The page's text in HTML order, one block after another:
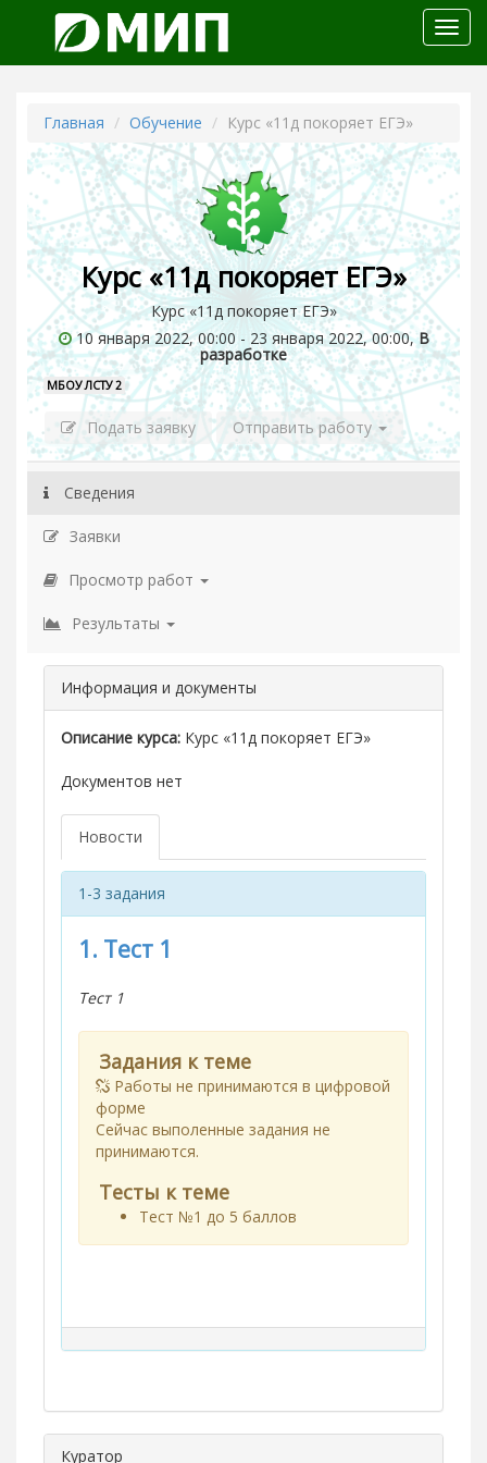
меню
Главная Обучение Курс «11д покоряет ЕГЭ»
Курс «11д покоряет ЕГЭ»
Курс «11д покоряет ЕГЭ»
10 января 2022, 00:00 - 23 января 2022, 00:00,В
разработке
МБОУ ЛСТУ 2
Подать заявку Отправить работу
Сведения
Заявки
Просмотр работ
Результаты
Информация и документы
Описание курса: Курс «11д покоряет ЕГЭ»
Документов нет
Новости
1-3 задания
1. Тест 1
Тест 1
Задания к теме
Работы не принимаются в цифровой
форме
Сейчас выполенные задания не
принимаются.
Тесты к теме
Тест №1 до 5 баллов
Куратор